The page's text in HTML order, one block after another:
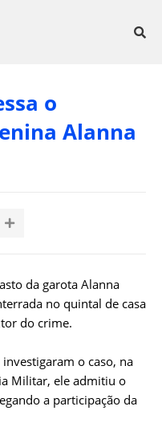
o
Alanna
da garota Alanna
no quintal de casa
do crime.
o caso, na
Militar, ele admitiu o
a participação da